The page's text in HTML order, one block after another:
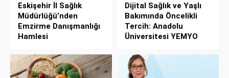
Eskişehir İl Sağlık
Müdürlüğü’nden
Emzirme Danışmanlığı
Hamlesi
Dijital Sağlık ve Yaşlı
Bakımında Öncelikli
Tercih: Anadolu
Üniversitesi YEMYO